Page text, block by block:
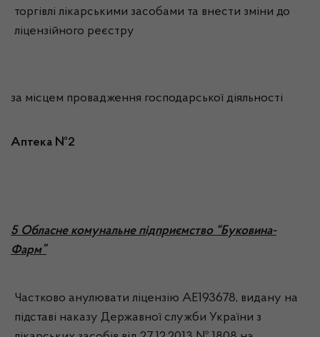
торгівлі лікарськими засобами та внести зміни до
ліцензійного реєстру
за місцем провадження господарської діяльності
Аптека №2
5 Обласне комунальне підприємство “Буковина-
Фарм”
Частково анулювати ліцензію АЕ193678, видану на
підставі наказу Державної служби України з